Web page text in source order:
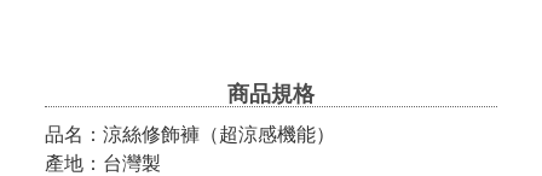
商品規格
品名：涼絲修飾褲（超涼感機能）
產地：台灣製